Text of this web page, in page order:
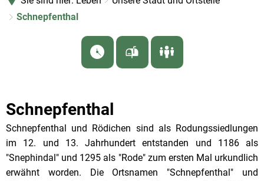
Schnepfenthal
Schnepfenthal
Schnepfenthal und Rödichen sind als Rodungssiedlungen
im 12. und 13. Jahrhundert entstanden und 1186 als
"Snephindal" und 1295 als "Rode" zum ersten Mal urkundlich
erwähnt worden. Die Ortsnamen "Schnepfenthal" und